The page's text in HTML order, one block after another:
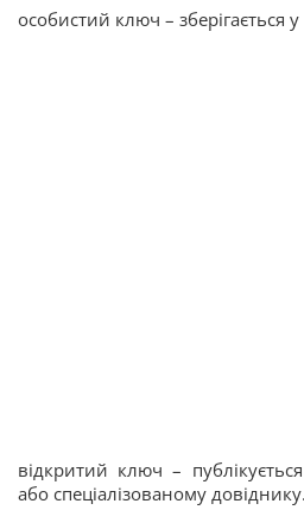
особистий ключ – зберігається
відкритий ключ –
або спеціалізованому довіднику.